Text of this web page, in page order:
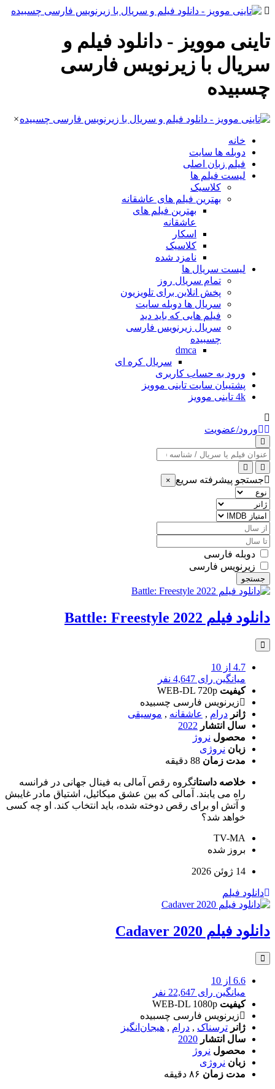
تاینی موویز - دانلود فیلم و
سریال با زیرنویس فارسی
چسبیده
×
خانه
دوبله ها سایت
فیلم زبان اصلی
لیست فیلم ها
کلاسیک
بهترین فیلم های عاشقانه
بهترین فیلم های
عاشقانه
اسکار
کلاسیک
نامزد شده
لیست سریال ها
تمام سریال روز
پخش انلاین برای تلویزیون
سریال ها دوبله سایت
فیلم هایی که باید دید
سریال زیرنویس فارسی
چسبیده
dmca
سریال کره ای
ورود به حساب کاربری
پشتیبان سایت تاینی موویز
4k تاینی موویز
ورود/عضویت
عنوان
جستجو
جستجو پیشرفته سریع
×
نوع
ژانر
امتیاز
IMDB
از
سال
تا
سالدوبله فارسی
زیرنویس فارسی
جستجو
دانلود فیلم Battle: Freestyle 2022
4.7 از 10
میانگین رای 4,647 نفر
کیفیت WEB-DL 720p
زیرنویس فارسی چسبیده
ژانر درام , عاشقانه , موسیقی
سال انتشار 2022
محصول نروژ
زبان نروژی
مدت زمان 88 دقیقه
خلاصه داستانگروه رقص آمالی به فینال جهانی در فرانسه
راه می یابند. آمالی که بین عشق میکائیل، اشتیاق مادر غایبش
و آتش او برای رقص دوخته شده، باید انتخاب کند. او چه کسی
خواهد شد؟
TV-MA
بروز‌ شده
14 ژوئن 2026
دانلود فیلم
دانلود فیلم Cadaver 2020
6.6 از 10
میانگین رای 22,647 نفر
کیفیت WEB-DL 1080p
زیرنویس فارسی چسبیده
ژانر ترسناک , درام , هیجان‌انگیز
سال انتشار 2020
محصول نروژ
زبان نروژی
مدت زمان ۸۶ دقیقه